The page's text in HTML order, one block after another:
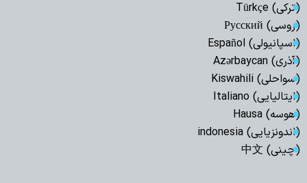
(ترکی) Türkçe
(روسی) Русский
(اسپانیولی) Español
(آذری) Azərbaycan
(سواحلی) Kiswahili
(ایتالیایی) Italiano
(هوسه) Hausa
(اندونزیایی) indonesia
(چینی) 中文